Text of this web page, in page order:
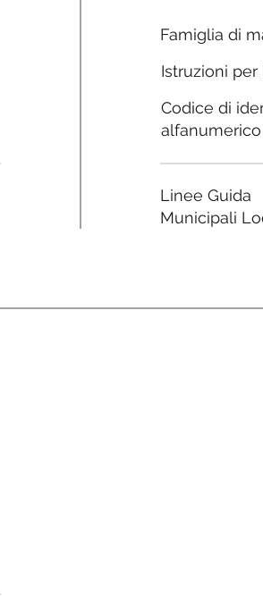
Famiglia di
Istruzioni
Codice di
alfanumerico
Linee Guida
Municipali